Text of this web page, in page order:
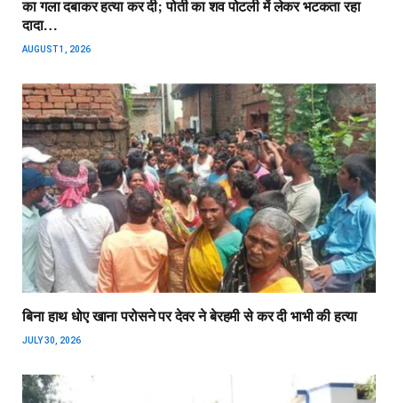
का गला दबाकर हत्या कर दी; पोती का शव पोटली में लेकर भटकता रहा
दादा…
AUGUST 1, 2026
बिना हाथ धोए खाना परोसने पर देवर ने बेरहमी से कर दी भाभी की हत्या
JULY 30, 2026